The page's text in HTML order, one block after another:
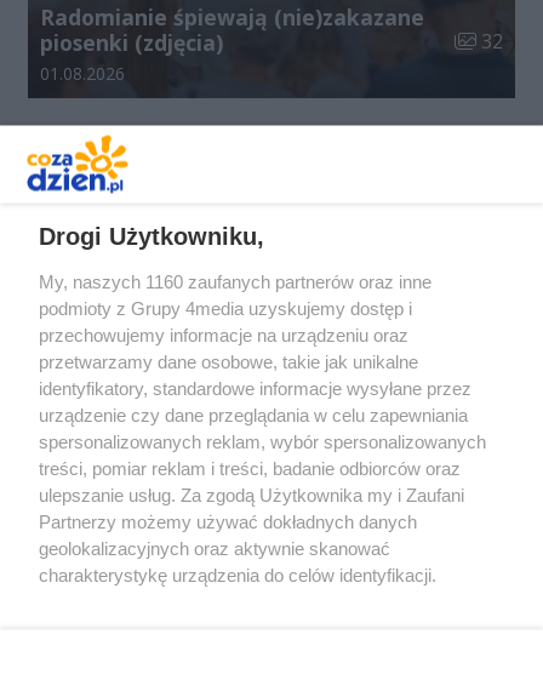
Radomianie śpiewają (nie)zakazane
piosenki (zdjęcia)
Liczba
32
Data dodania galerii:
01.08.2026
Redakcja Reklama Prywatność
Praca Łódź
the:protocol
Drogi Użytkowniku,
My, naszych 1160 zaufanych partnerów oraz inne
podmioty z Grupy 4media uzyskujemy dostęp i
przechowujemy informacje na urządzeniu oraz
przetwarzamy dane osobowe, takie jak unikalne
identyfikatory, standardowe informacje wysyłane przez
urządzenie czy dane przeglądania w celu zapewniania
spersonalizowanych reklam, wybór spersonalizowanych
treści, pomiar reklam i treści, badanie odbiorców oraz
ulepszanie usług. Za zgodą Użytkownika my i Zaufani
Partnerzy możemy używać dokładnych danych
geolokalizacyjnych oraz aktywnie skanować
charakterystykę urządzenia do celów identyfikacji.